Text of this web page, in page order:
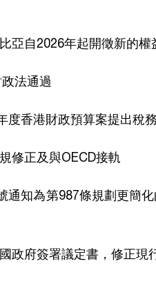
亞自2026年起開徵新的權
法通過
度香港財政預算案提出稅
修正及與OECD接軌
通知為第987條規劃更簡
政府簽署議定書，修正現